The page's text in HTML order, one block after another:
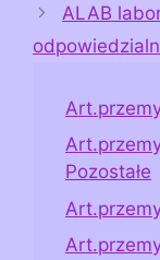
ALAB
Pozostałe